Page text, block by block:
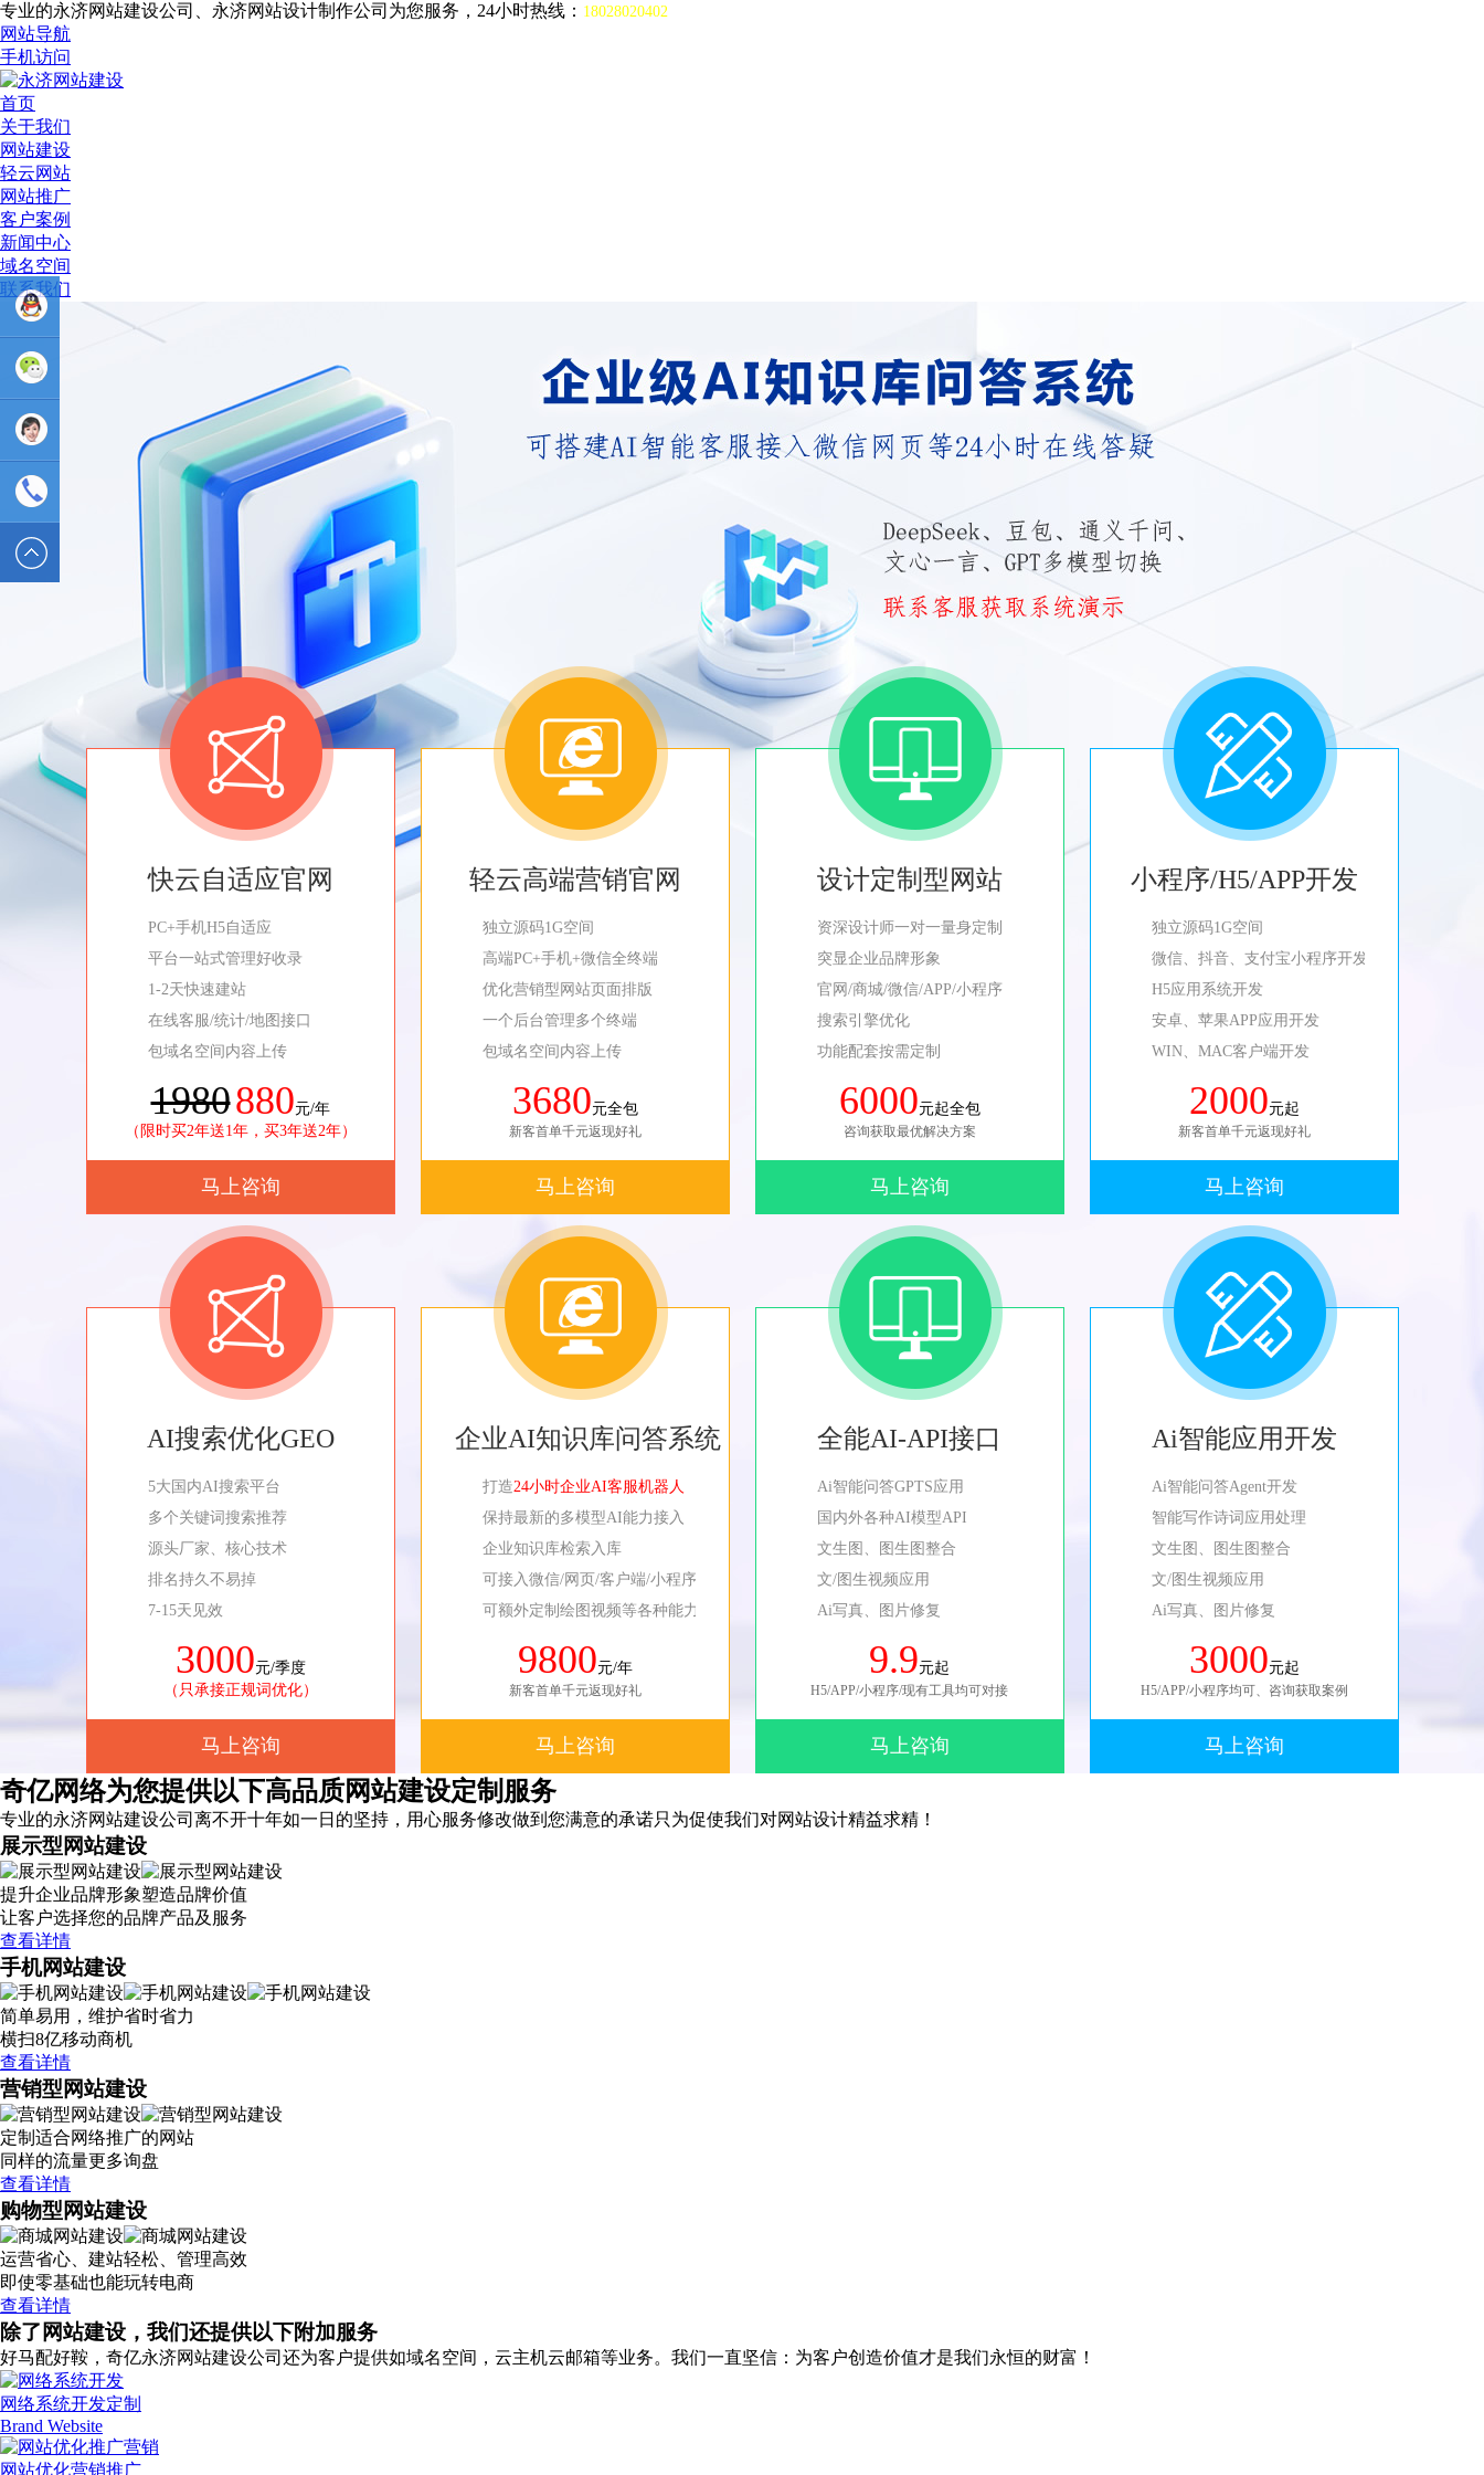
专业的永济网站建设公司、永济网站设计制作公司为您服务，24小时热线： 18028020402
网站导航
手机访问
首页
关于我们
网站建设
轻云网站
网站推广
客户案例
新闻中心
域名空间
联系我们
快云自适应官网
PC+手机H5自适应
平台一站式管理好收录
1-2天快速建站
在线客服/统计/地图接口
包域名空间内容上传
1980880元/年
（限时买2年送1年，买3年送2年）
马上咨询
轻云高端营销官网
独立源码1G空间
高端PC+手机+微信全终端
优化营销型网站页面排版
一个后台管理多个终端
包域名空间内容上传
3680元全包
新客首单千元返现好礼
马上咨询
设计定制型网站
资深设计师一对一量身定制
突显企业品牌形象
官网/商城/微信/APP/小程序
搜索引擎优化
功能配套按需定制
6000元起全包
咨询获取最优解决方案
马上咨询
小程序/H5/APP开发
独立源码1G空间
微信、抖音、支付宝小程序开发
H5应用系统开发
安卓、苹果APP应用开发
WIN、MAC客户端开发
2000元起
新客首单千元返现好礼
马上咨询
AI搜索优化GEO
5大国内AI搜索平台
多个关键词搜索推荐
源头厂家、核心技术
排名持久不易掉
7-15天见效
3000元/季度
（只承接正规词优化）
马上咨询
企业AI知识库问答系统
打造24小时企业AI客服机器人
保持最新的多模型AI能力接入
企业知识库检索入库
可接入微信/网页/客户端/小程序等
可额外定制绘图视频等各种能力
9800元/年
新客首单千元返现好礼
马上咨询
全能AI-API接口
Ai智能问答GPTS应用
国内外各种AI模型API
文生图、图生图整合
文/图生视频应用
Ai写真、图片修复
9.9元起
H5/APP/小程序/现有工具均可对接
马上咨询
Ai智能应用开发
Ai智能问答Agent开发
智能写作诗词应用处理
文生图、图生图整合
文/图生视频应用
Ai写真、图片修复
3000元起
H5/APP/小程序均可、咨询获取案例
马上咨询
奇亿网络为您提供以下高品质网站建设定制服务
专业的永济网站建设公司离不开十年如一日的坚持， 用心服务修改做到您满意的承诺只为促使我们对网站设计精益求精！
展示型网站建设
提升企业品牌形象塑造品牌价值
让客户选择您的品牌产品及服务
查看详情
手机网站建设
简单易用，维护省时省力
横扫8亿移动商机
查看详情
营销型网站建设
定制适合网络推广的网站
同样的流量更多询盘
查看详情
购物型网站建设
运营省心、建站轻松、管理高效
即使零基础也能玩转电商
查看详情
除了网站建设，我们还提供以下附加服务
好马配好鞍，奇亿永济网站建设公司还为客户提供如域名空间，云主机云邮箱等业务。我们一直坚信：为客户创造价值才是我们永恒的财富！
网络系统开发定制
Brand Website
网站优化营销推广
业务
QQ：
81233044
售后Q :
2589562336
电话 :